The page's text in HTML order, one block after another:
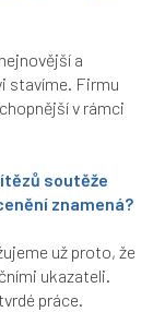
a
stavíme. Firmu
v rámci
soutěže
znamená?
už proto, že
ukazateli.
práce.